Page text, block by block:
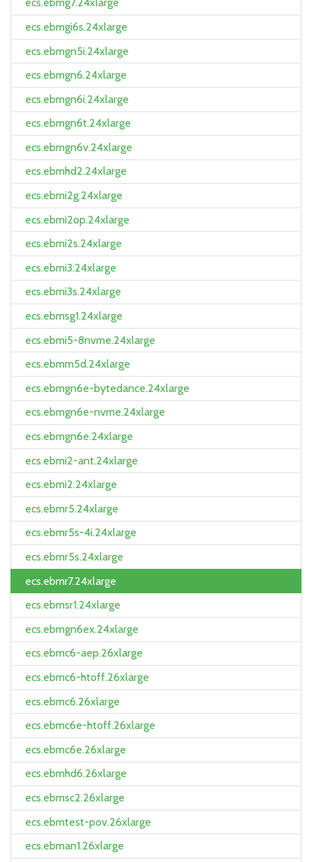
ecs.ebmg7.24xlarge
ecs.ebmgi6s.24xlarge
ecs.ebmgn5i.24xlarge
ecs.ebmgn6.24xlarge
ecs.ebmgn6i.24xlarge
ecs.ebmgn6t.24xlarge
ecs.ebmgn6v.24xlarge
ecs.ebmhd2.24xlarge
ecs.ebmi2g.24xlarge
ecs.ebmi2op.24xlarge
ecs.ebmi2s.24xlarge
ecs.ebmi3.24xlarge
ecs.ebmi3s.24xlarge
ecs.ebmsg1.24xlarge
ecs.ebmi5-8nvme.24xlarge
ecs.ebmm5d.24xlarge
ecs.ebmgn6e-bytedance.24xlarge
ecs.ebmgn6e-nvme.24xlarge
ecs.ebmgn6e.24xlarge
ecs.ebmi2-ant.24xlarge
ecs.ebmi2.24xlarge
ecs.ebmr5.24xlarge
ecs.ebmr5s-4i.24xlarge
ecs.ebmr5s.24xlarge
ecs.ebmr7.24xlarge
ecs.ebmsr1.24xlarge
ecs.ebmgn6ex.24xlarge
ecs.ebmc6-aep.26xlarge
ecs.ebmc6-htoff.26xlarge
ecs.ebmc6.26xlarge
ecs.ebmc6e-htoff.26xlarge
ecs.ebmc6e.26xlarge
ecs.ebmhd6.26xlarge
ecs.ebmsc2.26xlarge
ecs.ebmtest-pov.26xlarge
ecs.ebman1.26xlarge